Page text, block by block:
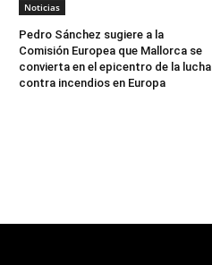
Noticias
Pedro Sánchez sugiere a la
Comisión Europea que Mallorca se
convierta en el epicentro de la lucha
contra incendios en Europa